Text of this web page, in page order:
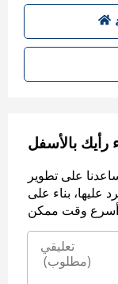
رأيك بالأسفل
على تطوير
بناء على